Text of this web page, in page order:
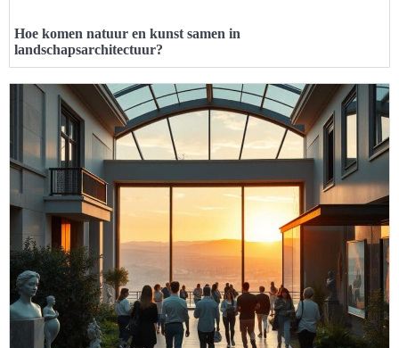
Hoe komen natuur en kunst samen in
landschapsarchitectuur?